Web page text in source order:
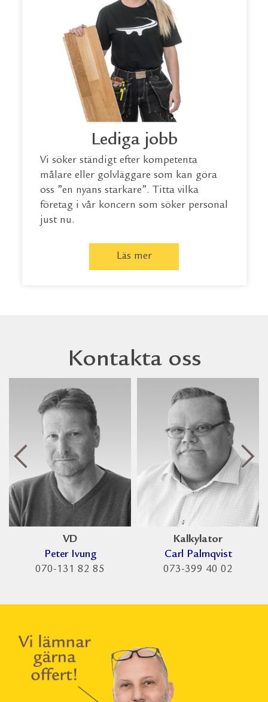
Lediga jobb
Vi söker ständigt efter kompetenta
målare eller golvläggare som kan göra
oss ”en nyans starkare”. Titta vilka
företag i vår koncern som söker personal
just nu.
Läs mer
Kontakta oss
VD
Peter Ivung
070-131 82 85
Kalkylator
Carl Palmqvist
073-399 40 02